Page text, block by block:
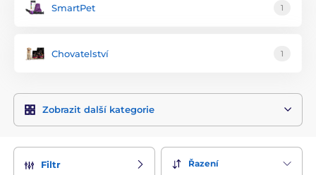
SmartPet 1
Chovatelství 1
Zobrazit další kategorie
Filtr Řazení